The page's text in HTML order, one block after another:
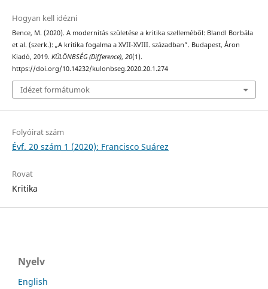
Hogyan kell idézni
Bence, M. (2020). A modernitás születése a kritika szelleméből: Blandl Borbála
et al. (szerk.): „A kritika fogalma a XVII-XVIII. században”. Budapest, Áron
Kiadó, 2019. KÜLÖNBSÉG (Difference), 20(1).
https://doi.org/10.14232/kulonbseg.2020.20.1.274
Idézet formátumok
Folyóirat szám
Évf. 20 szám 1 (2020): Francisco Suárez
Rovat
Kritika
Nyelv
English